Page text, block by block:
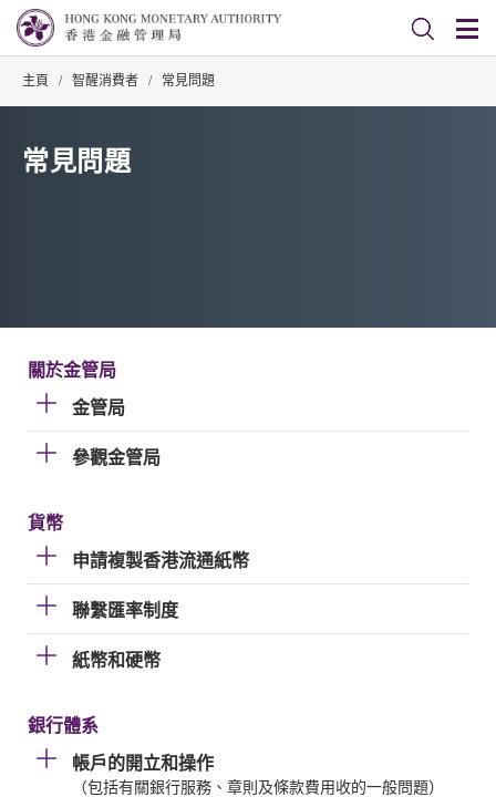
主頁 / 智醒消費者 / 常見問題
常見問題
關於金管局
金管局
參觀金管局
貨幣
申請複製香港流通紙幣
聯繫匯率制度
紙幣和硬幣
銀行體系
帳戶的開立和操作
（包括有關銀行服務、章則及條款費用收的一般問題）